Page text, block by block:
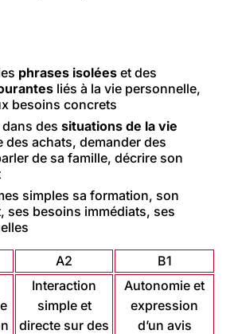
phrases isolées et des
liés à la vie personnelle,
besoins concrets
dans dessituations de la vie
des achats, demander des
de sa famille, décrire son
simples sa formation, son
ses besoins immédiats, ses
A2 B1
Interaction
simple et
directe sur des
Autonomie et
expression
d’un avis